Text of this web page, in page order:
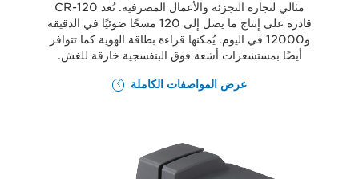
مثالي لتجارة التجزئة والأعمال المصرفية. تُعد CR-120
قادرة على إنتاج ما يصل إلى 120 مسحًا ضوئيًا في الدقيقة
و12000 في اليوم. يُمكنها قراءة بطاقة الهوية كما تتوافر
أيضًا بمستشعرات أشعة فوق البنفسجية خارقة للغش.
عرض المواصفات الكاملة